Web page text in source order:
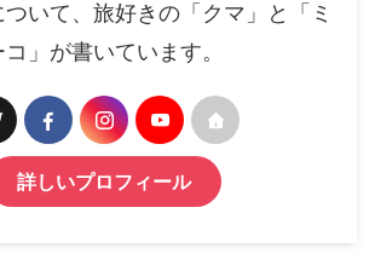
ついて、旅好きの「クマ」と「ミ
コ」が書いています。
詳しいプロフィール